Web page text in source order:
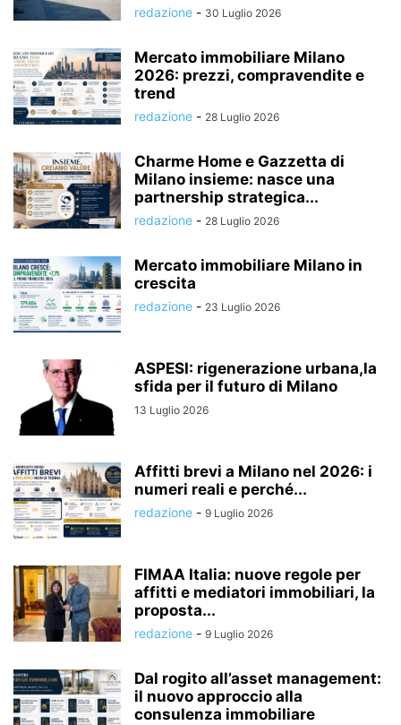
redazione - 30 Luglio 2026
Mercato immobiliare Milano
2026: prezzi, compravendite e
trend
redazione - 28 Luglio 2026
Charme Home e Gazzetta di
Milano insieme: nasce una
partnership strategica...
redazione - 28 Luglio 2026
Mercato immobiliare Milano in
crescita
redazione - 23 Luglio 2026
ASPESI: rigenerazione urbana,la
sfida per il futuro di Milano
13 Luglio 2026
Affitti brevi a Milano nel 2026: i
numeri reali e perché...
redazione - 9 Luglio 2026
FIMAA Italia: nuove regole per
affitti e mediatori immobiliari, la
proposta...
redazione - 9 Luglio 2026
Dal rogito all’asset management:
il nuovo approccio alla
consulenza immobiliare